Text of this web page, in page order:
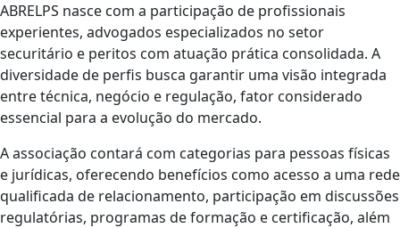
ABRELPS nasce com a participação de profissionais
experientes, advogados especializados no setor
securitário e peritos com atuação prática consolidada. A
diversidade de perfis busca garantir uma visão integrada
entre técnica, negócio e regulação, fator considerado
essencial para a evolução do mercado.
A associação contará com categorias para pessoas físicas
e jurídicas, oferecendo benefícios como acesso a uma rede
qualificada de relacionamento, participação em discussões
regulatórias, programas de formação e certificação, além